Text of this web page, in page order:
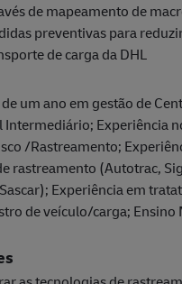
de mapeamento de
preventivas para
de carga da DHL
um ano em gestão de
Intermediário; Experiência
/Rastreamento;
rastreamento (Autotrac,
Experiência em
de veículo/carga; Ensino